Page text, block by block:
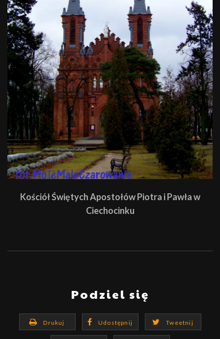
Kościół Świętych Apostołów Piotra i Pawła w
Ciechocinku
Podziel się
Drukuj Udostępnij Tweetnij